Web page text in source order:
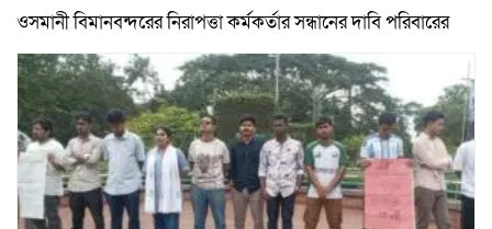
ওসমানী বিমানবন্দরের নিরাপত্তা কর্মকর্তার সন্ধানের দাবি পরিবারের